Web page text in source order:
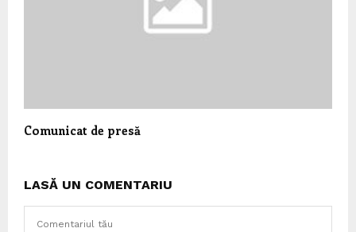
Comunicat de presă
LASĂ UN COMENTARIU